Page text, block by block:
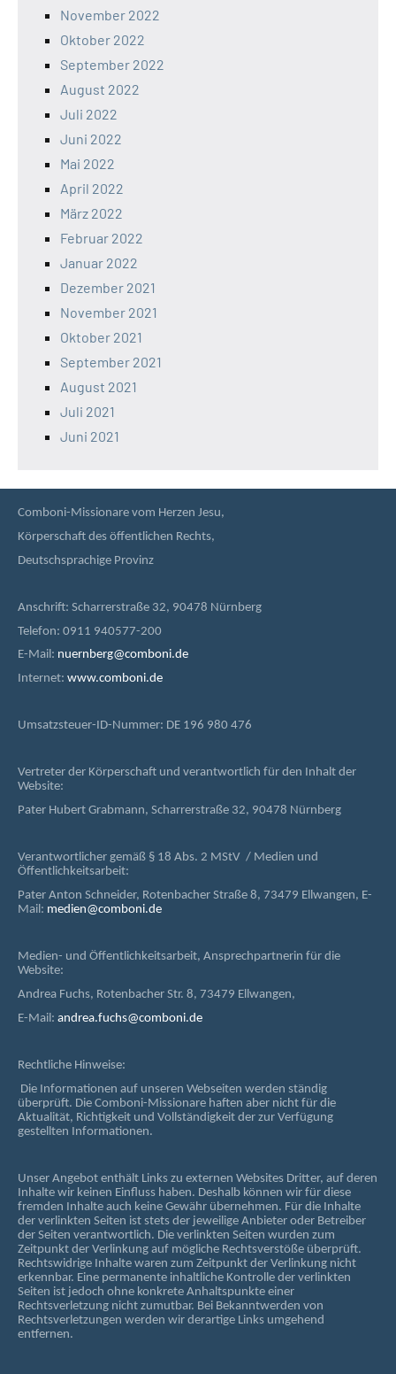
November 2022
Oktober 2022
September 2022
August 2022
Juli 2022
Juni 2022
Mai 2022
April 2022
März 2022
Februar 2022
Januar 2022
Dezember 2021
November 2021
Oktober 2021
September 2021
August 2021
Juli 2021
Juni 2021
Comboni-Missionare vom Herzen Jesu,
Körperschaft des öffentlichen Rechts,
Deutschsprachige Provinz
Anschrift: Scharrerstraße 32, 90478 Nürnberg
Telefon: 0911 940577-200
E-Mail: nuernberg@comboni.de
Internet: www.comboni.de
Umsatzsteuer-ID-Nummer: DE 196 980 476
Vertreter der Körperschaft und verantwortlich für den Inhalt der
Website:
Pater Hubert Grabmann, Scharrerstraße 32, 90478 Nürnberg
Verantwortlicher gemäß § 18 Abs. 2 MStV / Medien und
Öffentlichkeitsarbeit:
Pater Anton Schneider, Rotenbacher Straße 8, 73479 Ellwangen, E-
Mail: medien@comboni.de
Medien- und Öffentlichkeitsarbeit, Ansprechpartnerin für die
Website:
Andrea Fuchs, Rotenbacher Str. 8, 73479 Ellwangen,
E-Mail: andrea.fuchs@comboni.de
Rechtliche Hinweise:
Die Informationen auf unseren Webseiten werden ständig
überprüft. Die Comboni-Missionare haften aber nicht für die
Aktualität, Richtigkeit und Vollständigkeit der zur Verfügung
gestellten Informationen.
Unser Angebot enthält Links zu externen Websites Dritter, auf deren
Inhalte wir keinen Einfluss haben. Deshalb können wir für diese
fremden Inhalte auch keine Gewähr übernehmen. Für die Inhalte
der verlinkten Seiten ist stets der jeweilige Anbieter oder Betreiber
der Seiten verantwortlich. Die verlinkten Seiten wurden zum
Zeitpunkt der Verlinkung auf mögliche Rechtsverstöße überprüft.
Rechtswidrige Inhalte waren zum Zeitpunkt der Verlinkung nicht
erkennbar. Eine permanente inhaltliche Kontrolle der verlinkten
Seiten ist jedoch ohne konkrete Anhaltspunkte einer
Rechtsverletzung nicht zumutbar. Bei Bekanntwerden von
Rechtsverletzungen werden wir derartige Links umgehend
entfernen.